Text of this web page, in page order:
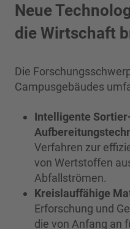
Neue
die Wirtschaft
Die
Campusgebäudes
Intelligente
Verfahren zur
von Wertstoffen
Abfallströmen.
Kreislauffähige
Erforschung und
die von Anfang an